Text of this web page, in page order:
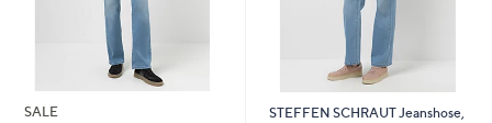
SALE
STEFFEN SCHRAUT Jeanshose,